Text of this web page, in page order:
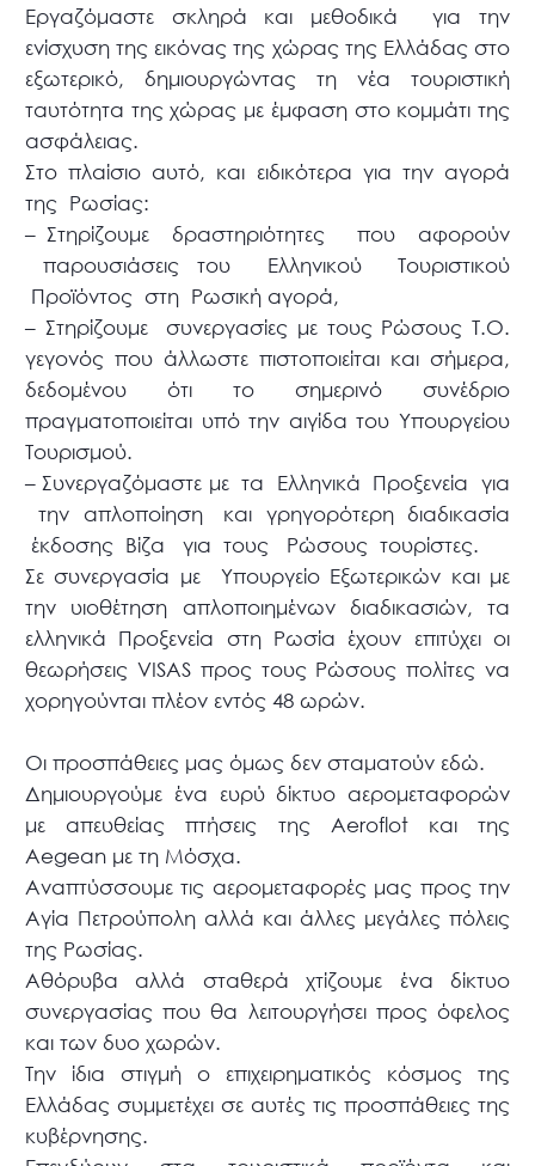
Εργαζόμαστε σκληρά και μεθοδικά για την
ενίσχυση της εικόνας της χώρας της Ελλάδας στο
εξωτερικό, δημιουργώντας τη νέα τουριστική
ταυτότητα της χώρας με έμφαση στο κομμάτι της
ασφάλειας.
Στο πλαίσιο αυτό, και ειδικότερα για την αγορά
της Ρωσίας:
– Στηρίζουμε δραστηριότητες που αφορούν
παρουσιάσεις του Ελληνικού Τουριστικού
Προϊόντος στη Ρωσική αγορά,
– Στηρίζουμε συνεργασίες με τους Ρώσους Τ.Ο.
γεγονός που άλλωστε πιστοποιείται και σήμερα,
δεδομένου ότι το σημερινό συνέδριο
πραγματοποιείται υπό την αιγίδα του Υπουργείου
Τουρισμού.
– Συνεργαζόμαστε με τα Ελληνικά Προξενεία για
την απλοποίηση και γρηγορότερη διαδικασία
έκδοσης Βίζα για τους Ρώσους τουρίστες.
Σε συνεργασία με Υπουργείο Εξωτερικών και με
την υιοθέτηση απλοποιημένων διαδικασιών, τα
ελληνικά Προξενεία στη Ρωσία έχουν επιτύχει οι
θεωρήσεις VISAS προς τους Ρώσους πολίτες να
χορηγούνται πλέον εντός 48 ωρών.
Οι προσπάθειες μας όμως δεν σταματούν εδώ.
Δημιουργούμε ένα ευρύ δίκτυο αερομεταφορών
με απευθείας πτήσεις της Aeroflot και της
Aegean με τη Μόσχα.
Αναπτύσσουμε τις αερομεταφορές μας προς την
Αγία Πετρούπολη αλλά και άλλες μεγάλες πόλεις
της Ρωσίας.
Αθόρυβα αλλά σταθερά χτίζουμε ένα δίκτυο
συνεργασίας που θα λειτουργήσει προς όφελος
και των δυο χωρών.
Την ίδια στιγμή ο επιχειρηματικός κόσμος της
Ελλάδας συμμετέχει σε αυτές τις προσπάθειες της
κυβέρνησης.